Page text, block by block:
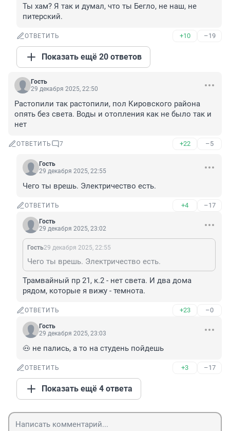
Ты хам? Я так и думал, что ты Бегло, не наш, не
питерский.
ОТВЕТИТЬ +10 –19
Показать ещё 20 ответов
Гость
29 декабря 2025, 22:50
Растопили так растопили, пол Кировского района
опять без света. Воды и отопления как не было так и
нет
ОТВЕТИТЬ 7 +22 –5
Гость
29 декабря 2025, 22:55
Чего ты врешь. Электричество есть.
ОТВЕТИТЬ +4 –17
Гость
29 декабря 2025, 23:02
Гость29 декабря 2025, 22:55
Чего ты врешь. Электричество есть.
Трамвайный пр 21, к.2 - нет света. И два дома
рядом, которые я вижу - темнота.
ОТВЕТИТЬ +23 –0
Гость
29 декабря 2025, 23:03
🐽 не пались, а то на студень пойдешь
ОТВЕТИТЬ +3 –17
Показать ещё 4 ответа